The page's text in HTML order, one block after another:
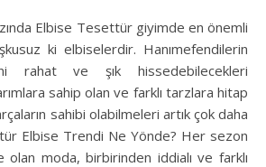
ki elbiselerdir. Hanımefendilerin
rahat ve şık hissedebilecekleri
sahip olan ve farklı tarzlara hitap
sahibi olabilmeleri artık çok daha
Elbise Trendi Ne Yönde? Her sezon
olan moda, birbirinden iddialı ve farklı